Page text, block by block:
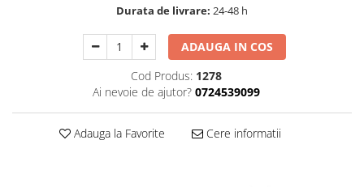
Odorizante toaletă
Pahare și accesorii
Dispensere/dozatoare
Durata de livrare: 24-48 h
ADAUGA IN COS
Cod Produs: 1278
Ai nevoie de ajutor? 0724539099
Adauga la Favorite Cere informatii